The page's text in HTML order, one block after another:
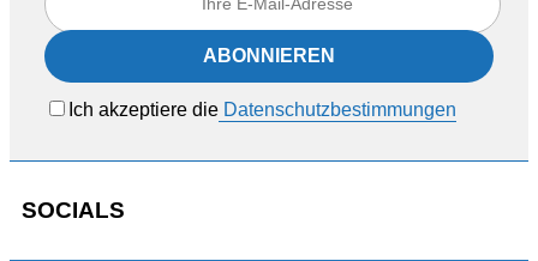
Ich akzeptiere die Datenschutzbestimmungen
SOCIALS